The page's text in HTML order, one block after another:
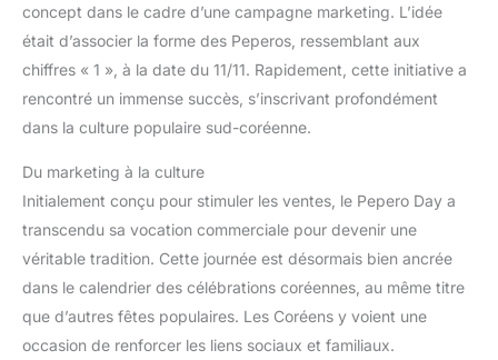
concept dans le cadre d’une campagne marketing. L’idée
était d’associer la forme des Peperos, ressemblant aux
chiffres « 1 », à la date du 11/11. Rapidement, cette initiative a
rencontré un immense succès, s’inscrivant profondément
dans la culture populaire sud-coréenne.
Du marketing à la culture
Initialement conçu pour stimuler les ventes, le Pepero Day a
transcendu sa vocation commerciale pour devenir une
véritable tradition. Cette journée est désormais bien ancrée
dans le calendrier des célébrations coréennes, au même titre
que d’autres fêtes populaires. Les Coréens y voient une
occasion de renforcer les liens sociaux et familiaux.